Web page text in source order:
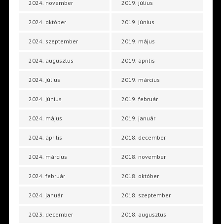
2024. november
2024. október
2024. szeptember
2024. augusztus
2024. július
2024. június
2024. május
2024. április
2024. március
2024. február
2024. január
2023. december
2019. július
2019. június
2019. május
2019. április
2019. március
2019. február
2019. január
2018. december
2018. november
2018. október
2018. szeptember
2018. augusztus